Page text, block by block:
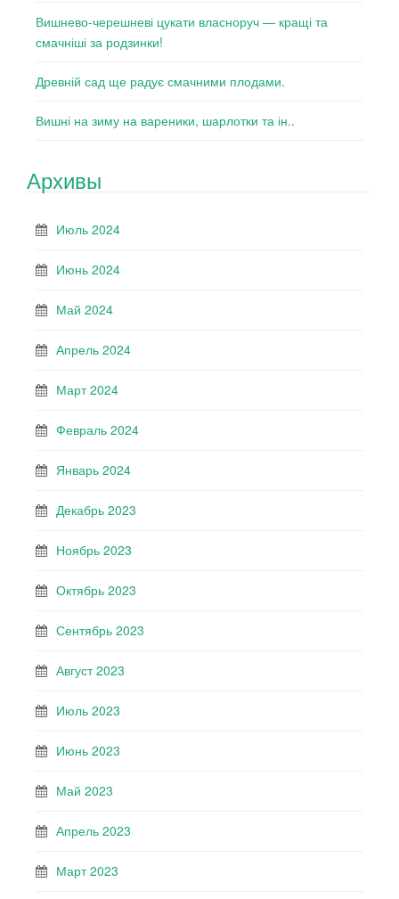
Вишнево-черешневі цукати власноруч — кращі та
смачніші за родзинки!
Древній сад ще радує смачними плодами.
Вишні на зиму на вареники, шарлотки та ін..
Архивы
Июль 2024
Июнь 2024
Май 2024
Апрель 2024
Март 2024
Февраль 2024
Январь 2024
Декабрь 2023
Ноябрь 2023
Октябрь 2023
Сентябрь 2023
Август 2023
Июль 2023
Июнь 2023
Май 2023
Апрель 2023
Март 2023